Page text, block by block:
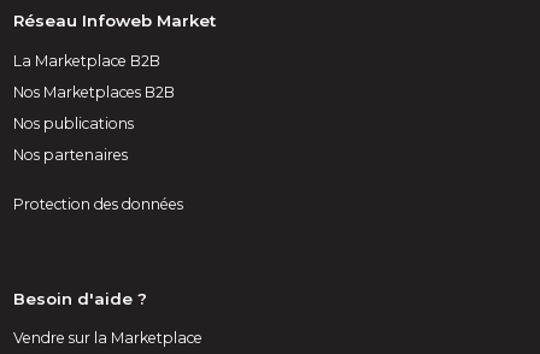
Réseau Infoweb Market
La Marketplace B2B
Nos Marketplaces B2B
Nos publications
Nos partenaires
Protection des données
Besoin d'aide ?
Vendre sur la Marketplace